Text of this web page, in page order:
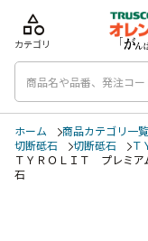
category
カテゴリ
ホーム 商品カテゴリ一覧
切断砥石
切断砥石
Ｔ
ＴＹＲＯＬＩＴ プレミ
石